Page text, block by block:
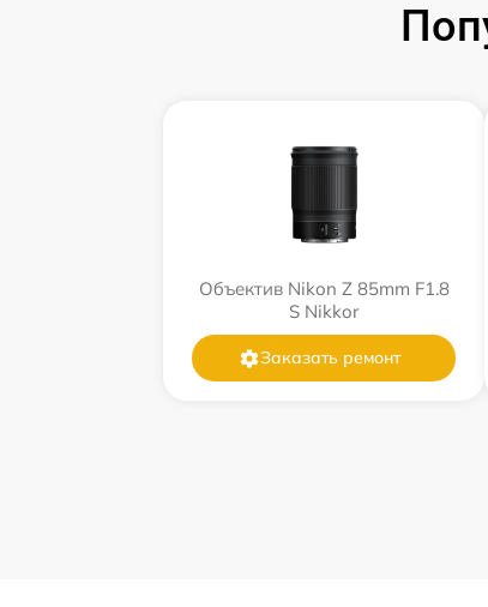
Объектив Nikon Z 85mm F1.8
S Nikkor
Заказать ремонт